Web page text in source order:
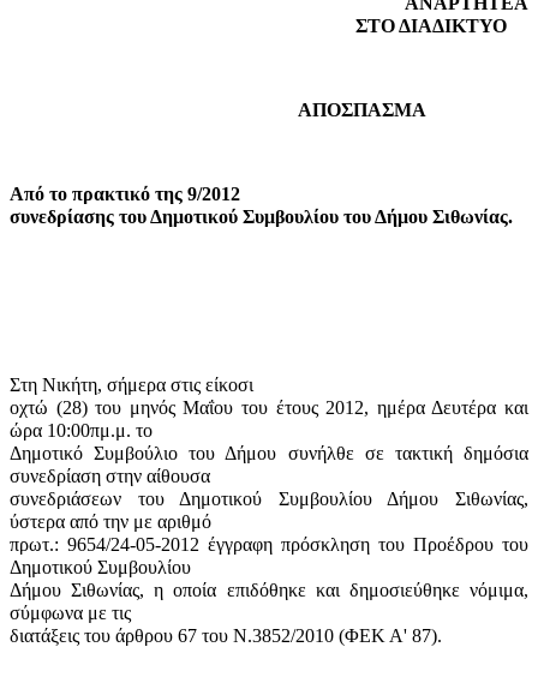
ΣΤΟ ΔΙΑΔΙΚΤΥΟ
ΑΠΟΣΠΑΣΜΑ
Από το πρακτικό της 9/2012
συνεδρίασης του Δημοτικού Συμβουλίου του Δήμου Σιθωνίας.
Στη Νικήτη, σήμερα στις είκοσι
οχτώ (28) του μηνός Μαΐου του έτους 2012, ημέρα Δευτέρα και
ώρα 10:00πμ.μ. το
Δημοτικό Συμβούλιο του Δήμου συνήλθε σε τακτική δημόσια
συνεδρίαση στην αίθουσα
συνεδριάσεων του Δημοτικού Συμβουλίου Δήμου Σιθωνίας,
ύστερα από την με αριθμό
πρωτ.: 9654/24-05-2012 έγγραφη πρόσκληση του Προέδρου του
Δημοτικού Συμβουλίου
Δήμου Σιθωνίας, η οποία επιδόθηκε και δημοσιεύθηκε νόμιμα,
σύμφωνα με τις
διατάξεις του άρθρου 67 του Ν.3852/2010 (ΦΕΚ Α' 87).